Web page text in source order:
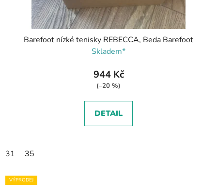
Barefoot nízké tenisky REBECCA, Beda Barefoot
Skladem*
944 Kč
(–20 %)
DETAIL
31 35
VÝPRODEJ